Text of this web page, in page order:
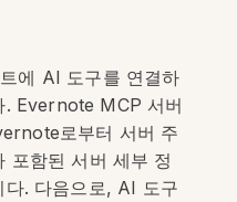
에 AI 도구를 연결하
. Evernote MCP 서버
로부터 서버 주
포함된 서버 세부 정
다. 다음으로, AI 도구